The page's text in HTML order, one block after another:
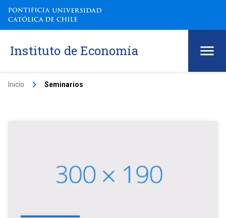
Instituto de Economía
Inicio keyboard_arrow_right Seminarios